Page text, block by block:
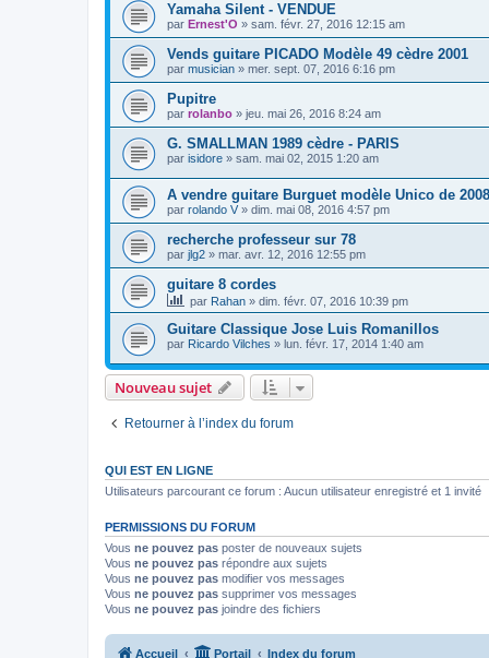
Yamaha Silent - VENDUE
par Ernest'O » sam. févr. 27, 2016 12:15 am
Vends guitare PICADO Modèle 49 cèdre 2001
par musician » mer. sept. 07, 2016 6:16 pm
Pupitre
par rolanbo » jeu. mai 26, 2016 8:24 am
G. SMALLMAN 1989 cèdre - PARIS
par isidore » sam. mai 02, 2015 1:20 am
A vendre guitare Burguet modèle Unico de 2008
par rolando V » dim. mai 08, 2016 4:57 pm
recherche professeur sur 78
par jlg2 » mar. avr. 12, 2016 12:55 pm
guitare 8 cordes
par Rahan » dim. févr. 07, 2016 10:39 pm
Guitare Classique Jose Luis Romanillos
par Ricardo Vilches » lun. févr. 17, 2014 1:40 am
Nouveau sujet
Retourner à l’index du forum
QUI EST EN LIGNE
Utilisateurs parcourant ce forum : Aucun utilisateur enregistré et 1 invité
PERMISSIONS DU FORUM
Vous ne pouvez pas poster de nouveaux sujets
Vous ne pouvez pas répondre aux sujets
Vous ne pouvez pas modifier vos messages
Vous ne pouvez pas supprimer vos messages
Vous ne pouvez pas joindre des fichiers
Accueil Portail Index du forum